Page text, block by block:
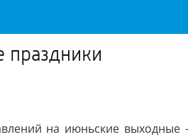
праздники
на июньские выходные